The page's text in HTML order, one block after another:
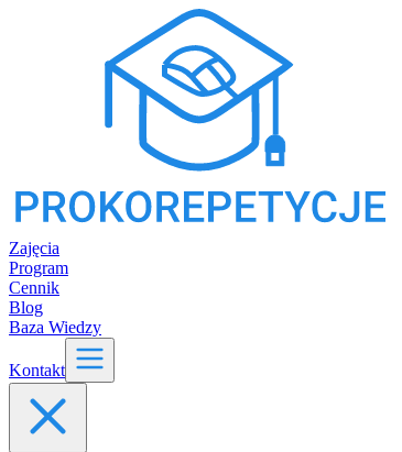
Zajęcia
Program
Cennik
Blog
Baza Wiedzy
Kontakt